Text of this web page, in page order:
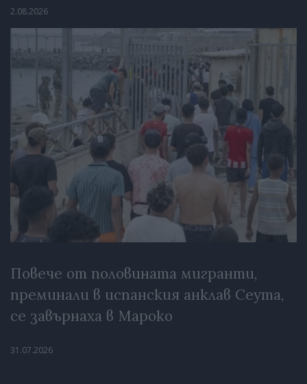
2.08.2026
Повече от половината мигранти,
преминали в испанския анклав Сеута,
се завърнаха в Мароко
31.07.2026